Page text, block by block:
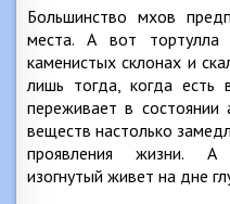
Большинство мхов
места. А вот тортулла
каменистых склонах и
лишь тогда, когда есть
переживает в
веществ настолько
проявления жизни. А
изогнутый живет на дне